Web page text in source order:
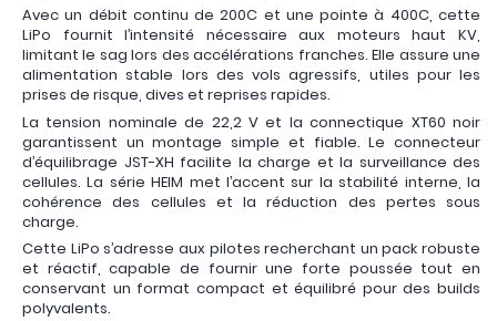
Avec un débit continu de 200C et une pointe à 400C, cette
LiPo fournit l’intensité nécessaire aux moteurs haut KV,
limitant le sag lors des accélérations franches. Elle assure une
alimentation stable lors des vols agressifs, utiles pour les
prises de risque, dives et reprises rapides.
La tension nominale de 22,2 V et la connectique XT60 noir
garantissent un montage simple et fiable. Le connecteur
d’équilibrage JST-XH facilite la charge et la surveillance des
cellules. La série HEIM met l’accent sur la stabilité interne, la
cohérence des cellules et la réduction des pertes sous
charge.
Cette LiPo s’adresse aux pilotes recherchant un pack robuste
et réactif, capable de fournir une forte poussée tout en
conservant un format compact et équilibré pour des builds
polyvalents.